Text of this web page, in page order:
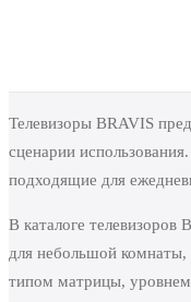
Телевизоры BRAVIS
сценарии
подходящие для
В каталоге телевизоров
для небольшой комнаты,
типом матрицы,